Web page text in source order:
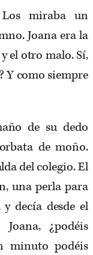
miraba un
Joana era la
el otro malo. Sí,
Y como siempre
de su dedo
de moño.
del colegio. El
una perla para
decía desde el
¿podéis
minuto podéis